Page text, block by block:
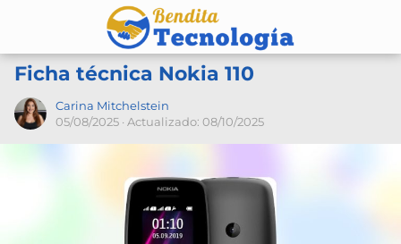
Ficha técnica Nokia 110
Carina Mitchelstein
05/08/2025 · Actualizado: 08/10/2025